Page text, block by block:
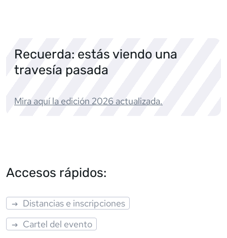
Recuerda: estás viendo una
travesía pasada
Mira aquí la edición 2026 actualizada.
Accesos rápidos:
Distancias e inscripciones
Cartel del evento